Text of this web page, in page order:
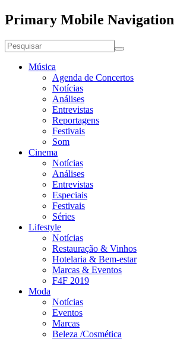
Primary Mobile Navigation
Música
Agenda de Concertos
Notícias
Análises
Entrevistas
Reportagens
Festivais
Som
Cinema
Notícias
Análises
Entrevistas
Especiais
Festivais
Séries
Lifestyle
Notícias
Restauração & Vinhos
Hotelaria & Bem-estar
Marcas & Eventos
F4F 2019
Moda
Notícias
Eventos
Marcas
Beleza /Cosmética